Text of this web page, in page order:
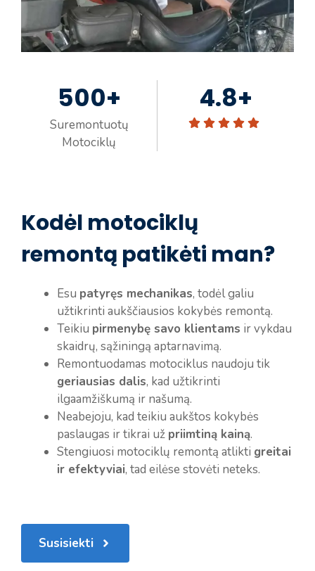
500+
Suremontuotų
Motociklų
4.8+
Kodėl motociklų
remontą patikėti man?
Esu patyręs mechanikas, todėl galiu
užtikrinti aukščiausios kokybės remontą.
Teikiu pirmenybę savo klientams ir vykdau
skaidrų, sąžiningą aptarnavimą.
Remontuodamas motociklus naudoju tik
geriausias dalis, kad užtikrinti
ilgaamžiškumą ir našumą.
Neabejoju, kad teikiu aukštos kokybės
paslaugas ir tikrai už priimtiną kainą.
Stengiuosi motociklų remontą atlikti greitai
ir efektyviai, tad eilėse stovėti neteks.
Susisiekti